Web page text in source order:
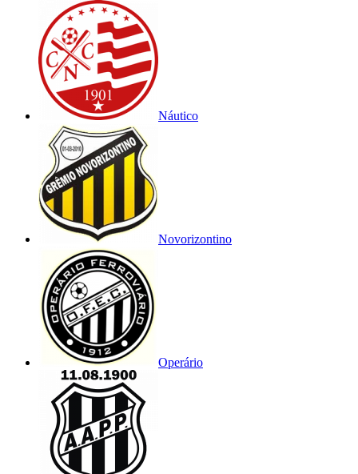
Náutico
Novorizontino
Operário